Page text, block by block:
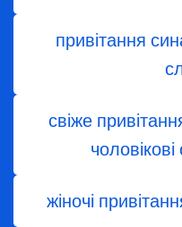
привітання
свіже
жіночі